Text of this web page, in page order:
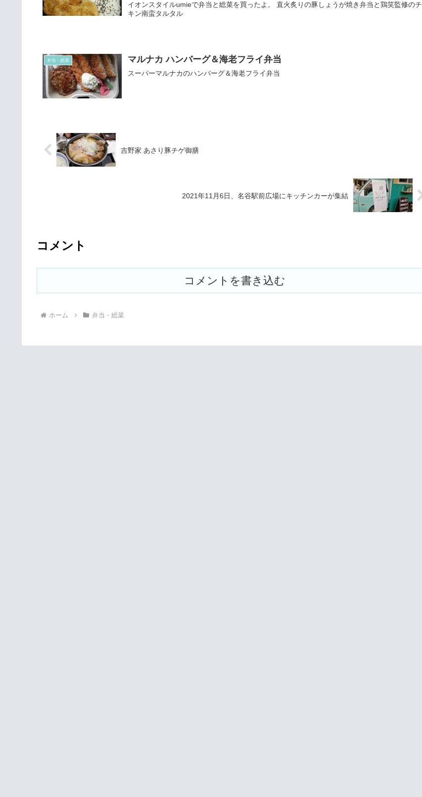
イオンスタイルumieで弁当と総菜を買ったよ。 直火炙りの豚しょうが焼き弁当と鶏笑監修のチ
キン南蛮タルタル
弁当・総菜 マルナカ ハンバーグ＆海老フライ弁当
スーパーマルナカのハンバーグ＆海老フライ弁当
吉野家 あさり豚チゲ御膳
2021年11月6日、名谷駅前広場にキッチンカーが集結
コメント
コメントを書き込む
ホーム 弁当・総菜